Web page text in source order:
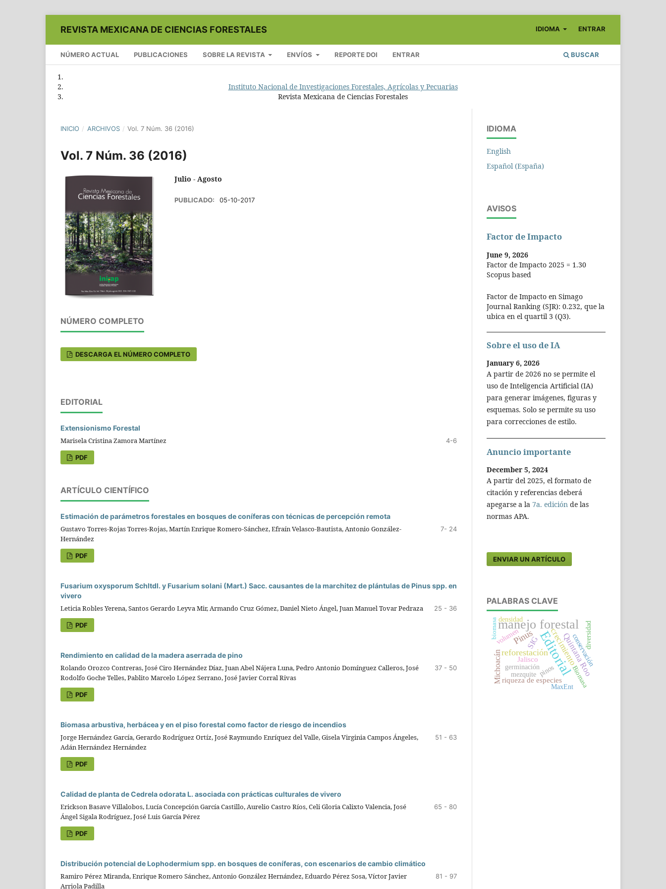
REVISTA MEXICANA DE CIENCIAS FORESTALES
NÚMERO ACTUAL PUBLICACIONES SOBRE LA REVISTA ENVÍOS REPORTE DOI ENTRAR BUSCAR
IDIOMA ENTRAR
Instituto Nacional de Investigaciones Forestales, Agrícolas y Pecuarias
Revista Mexicana de Ciencias Forestales
INICIO / ARCHIVOS / Vol. 7 Núm. 36 (2016)
Vol. 7 Núm. 36 (2016)
Julio - Agosto
PUBLICADO: 05-10-2017
NÚMERO COMPLETO
DESCARGA EL NÚMERO COMPLETO
EDITORIAL
Extensionismo Forestal
Marisela Cristina Zamora Martínez 4-6
PDF
ARTÍCULO CIENTÍFICO
Estimación de parámetros forestales en bosques de coníferas con técnicas de percepción remota
Gustavo Torres-Rojas Torres-Rojas, Martín Enrique Romero-Sánchez, Efraín Velasco-Bautista, Antonio González-
Hernández
7- 24
PDF
Fusarium oxysporum Schltdl. y Fusarium solani (Mart.) Sacc. causantes de la marchitez de plántulas de Pinus spp. en
vivero
Leticia Robles Yerena, Santos Gerardo Leyva Mir, Armando Cruz Gómez, Daniel Nieto Ángel, Juan Manuel Tovar Pedraza 25 - 36
PDF
Rendimiento en calidad de la madera aserrada de pino
Rolando Orozco Contreras, José Ciro Hernández Díaz, Juan Abel Nájera Luna, Pedro Antonio Domínguez Calleros, José
Rodolfo Goche Telles, Pablito Marcelo López Serrano, José Javier Corral Rivas
37 - 50
PDF
Biomasa arbustiva, herbácea y en el piso forestal como factor de riesgo de incendios
Jorge Hernández García, Gerardo Rodríguez Ortíz, José Raymundo Enríquez del Valle, Gisela Virginia Campos Ángeles,
Adán Hernández Hernández
51 - 63
PDF
Calidad de planta de Cedrela odorata L. asociada con prácticas culturales de vivero
Erickson Basave Villalobos, Lucía Concepción García Castillo, Aurelio Castro Ríos, Celi Gloria Calixto Valencia, José
Ángel Sigala Rodríguez, José Luis García Pérez
65 - 80
PDF
Distribución potencial de Lophodermium spp. en bosques de coníferas, con escenarios de cambio climático
Ramiro Pérez Miranda, Enrique Romero Sánchez, Antonio González Hernández, Eduardo Pérez Sosa, Víctor Javier
Arriola Padilla
81 - 97
IDIOMA
English
Español (España)
AVISOS
Factor de Impacto
June 9, 2026
Factor de Impacto 2025 = 1.30
Scopus based
Factor de Impacto en Simago
Journal Ranking (SJR): 0.232, que la
ubica en el quartil 3 (Q3).
Sobre el uso de IA
January 6, 2026
A partir de 2026 no se permite el
uso de Inteligencia Artificial (IA)
para generar imágenes, figuras y
esquemas. Solo se permite su uso
para correcciones de estilo.
Anuncio importante
December 5, 2024
A partir del 2025, el formato de
citación y referencias deberá
apegarse a la 7a. edición de las
normas APA.
ENVIAR UN ARTÍCULO
PALABRAS CLAVE
Editorial
manejo forestal
Pinus
reforestacióncrecimiento
Quintana Roo
Michoacán
SIG
riqueza de especies
Jalisco conservación
germinación
diversidad
volumen
pinos
MaxEntBiomasa
mezquite
densidad
biomasa